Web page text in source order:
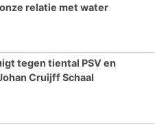
relatie met water
tegen tiental PSV en
Cruijff Schaal